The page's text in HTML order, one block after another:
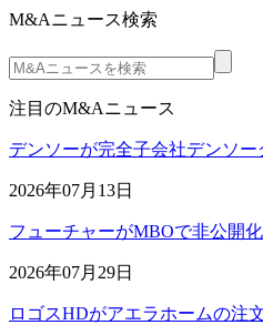
M&Aニュース検索
注目のM&Aニュース
デンソーが完全子会社デンソ
2026年07月13日
フューチャーがMBOで非公開
2026年07月29日
ロゴスHDがアエラホームの注